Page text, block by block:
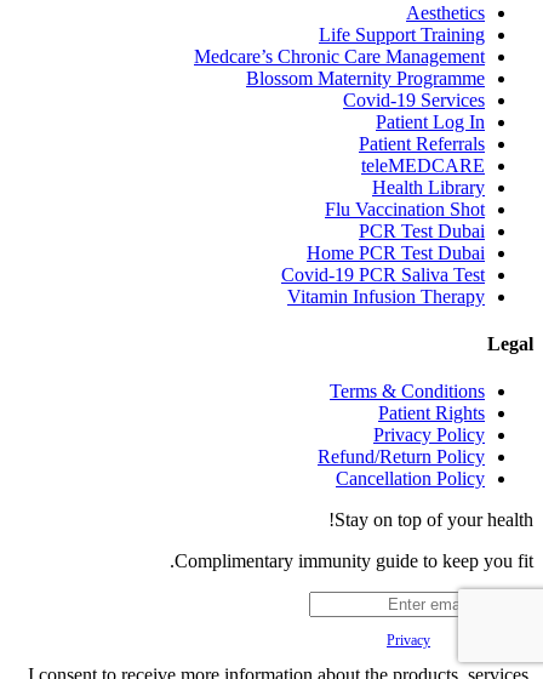
Aesthetics
Life Support Training
Medcare’s Chronic Care Management
Blossom Maternity Programme
Covid-19 Services
Patient Log In
Patient Referrals
teleMEDCARE
Health Library
Flu Vaccination Shot
PCR Test Dubai
Home PCR Test Dubai
Covid-19 PCR Saliva Test
Vitamin Infusion Therapy
Legal
Terms & Conditions
Patient Rights
Privacy Policy
Refund/Return Policy
Cancellation Policy
Stay on top of your health!
Complimentary immunity guide to keep you fit.
Privacy